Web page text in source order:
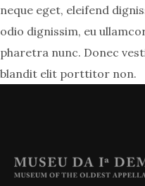
neque eget, eleifend
odio dignissim, eu
pharetra nunc. Donec
blandit elit porttitor non.